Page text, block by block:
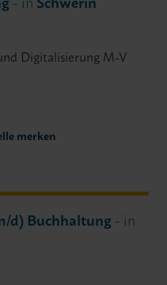
Digitalisierung M-V
merken
d) Buchhaltung - in